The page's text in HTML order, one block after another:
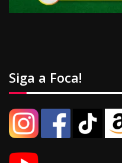
Siga a Foca!